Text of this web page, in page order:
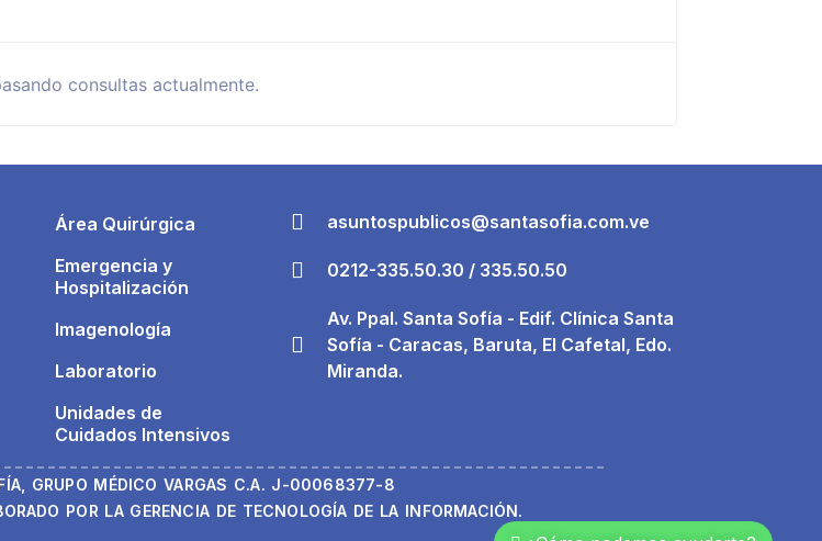
consultas actualmente.
Área Quirúrgica
Emergencia y
Hospitalización
Imagenología
Laboratorio
Unidades de
Cuidados Intensivos
asuntospublicos@santasofia.com.ve
0212-335.50.30 / 335.50.50
Av. Ppal. Santa Sofía - Edif. Clínica Santa
Sofía - Caracas, Baruta, El Cafetal, Edo.
Miranda.
GRUPO MÉDICO VARGAS C.A. J-00068377-8
POR LA GERENCIA DE TECNOLOGÍA DE LA INFORMACIÓN.